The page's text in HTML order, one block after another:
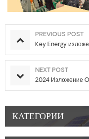
PREVIOUS POST
Key Energy
NEXT POST
2024 Изложение
КАТЕГОРИИ